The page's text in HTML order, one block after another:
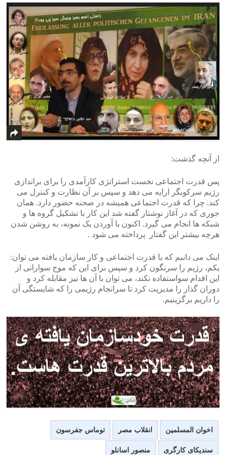
از آنچه گذشت:
پس قدرت اجتماعی نخست استراتژی کارآمدی را برای براندازی
رژیم سرکوبگر ارایه می دهد و سپس بر آن نظارت و کنترل می
کند. چرا که قدرت اجتماعی همیشه در صحنه حضور دارد. همان
جوری که در آغاز نوشتار گفته شد این کار با تشکیل گروه ها و
شبکه ها انجام می گیرد. اکنون با آوردن یک نمونه، به روشن شدن
هرچه بیشتر این گفتار پرداخته می شود .
اینک می دانیم که با قدرت اجتماعی و کار سازمان یافته می توان:
یکم، رژیم را سرنگون کرد و سپس برای این که موج سوارانی از
این اقدام سواستفاده نکند، می توان با آن ها نیز مقابله کرد و
دوران گذار را مدیریت کرد تا سرانجام رژیمی را که شایستگی آن
را داریم برگزینیم.
اخوان المسلمین انقلاب مصر توماس جفرسون
سندیکای کارگری منصور اسانلو